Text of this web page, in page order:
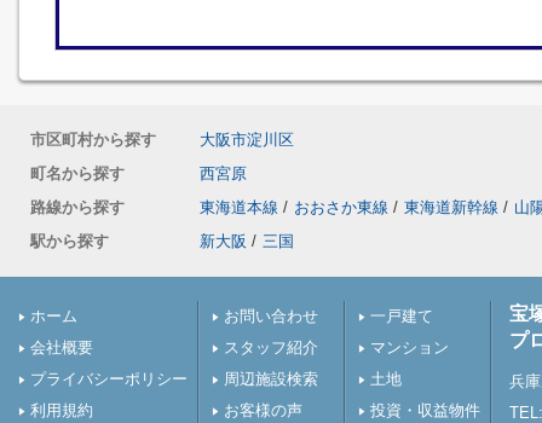
市区町村から探す
大阪市淀川区
町名から探す
西宮原
路線から探す
東海道本線 / おおさか東線 / 東海道新幹線 / 山
駅から探す
新大阪 / 三国
ホーム
会社概要
プライバシーポリシー
利用規約
お問い合わせ
スタッフ紹介
周辺施設検索
お客様の声
一戸建て
マンション
土地
投資・収益物件
宝
プ
兵